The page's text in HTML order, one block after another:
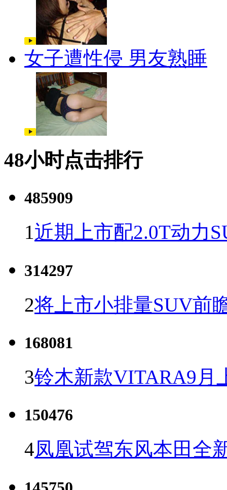
女子遭性侵 男友熟睡
48小时点击排行
485909
1近期上市配2.0T动力
314297
2将上市小排量SUV前
168081
3铃木新款VITARA9月
150476
4凤凰试驾东风本田全